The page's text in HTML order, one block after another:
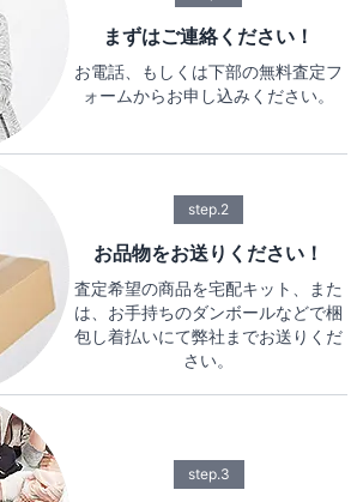
まずはご連絡ください！
お電話、もしくは下部の無料査定フ
ォームからお申し込みください。
step.2
お品物をお送りください！
査定希望の商品を宅配キット、また
は、お手持ちのダンボールなどで梱
包し着払いにて弊社までお送りくだ
さい。
step.3